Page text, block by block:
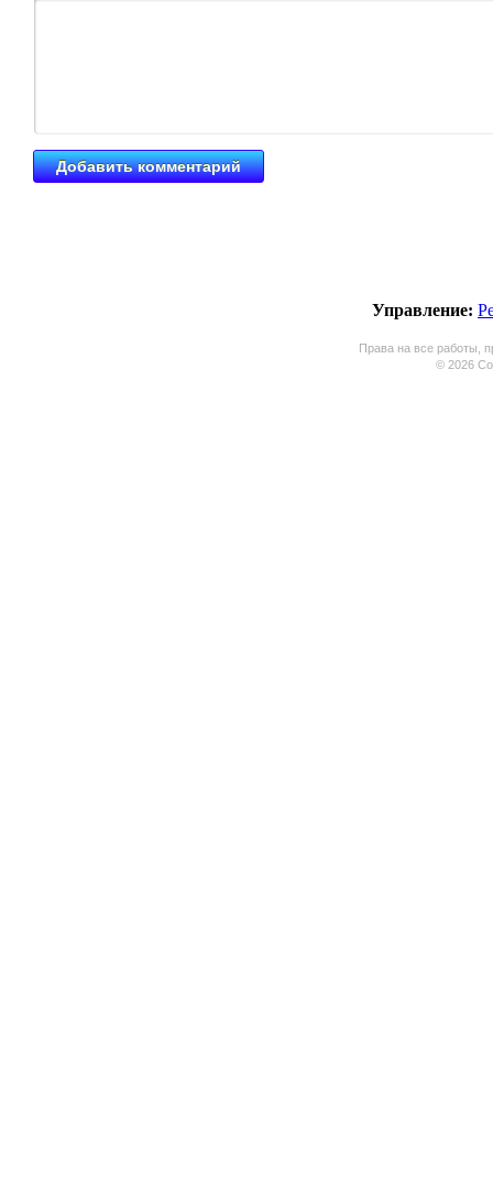
Управление:
Права на все работы,
© 2026